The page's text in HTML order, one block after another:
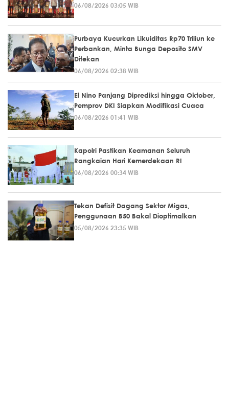
06/08/2026 03:05 WIB
Purbaya Kucurkan Likuiditas Rp70 Triliun ke
Perbankan, Minta Bunga Deposito SMV
Ditekan
06/08/2026 02:38 WIB
El Nino Panjang Diprediksi hingga Oktober,
Pemprov DKI Siapkan Modifikasi Cuaca
06/08/2026 01:41 WIB
Kapolri Pastikan Keamanan Seluruh
Rangkaian Hari Kemerdekaan RI
06/08/2026 00:34 WIB
Tekan Defisit Dagang Sektor Migas,
Penggunaan B50 Bakal Dioptimalkan
05/08/2026 23:35 WIB